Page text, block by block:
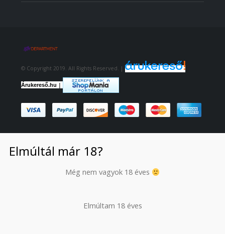
© Copyright 2019. All Rights Reserved. |
Árukereső.hu |
Elmúltál már 18?
Még nem vagyok 18 éves
Elmúltam 18 éves